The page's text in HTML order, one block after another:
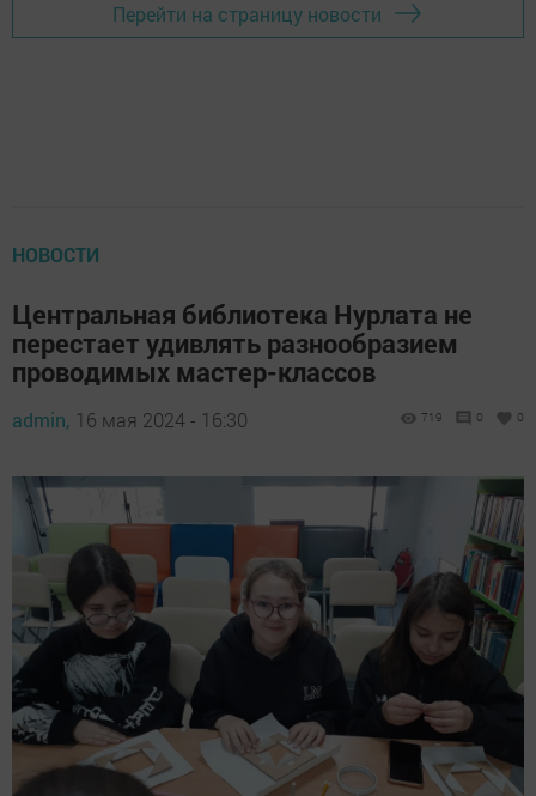
Перейти на страницу новости
НОВОСТИ
Центральная библиотека Нурлата не
перестает удивлять разнообразием
проводимых мастер-классов
admin, 16 мая 2024 - 16:30 719 0 0